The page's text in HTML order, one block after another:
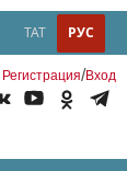
РУС
ТАТ
Регистрация/Вход